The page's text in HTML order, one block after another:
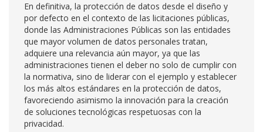
En definitiva, la protección de datos desde el diseño y
por defecto en el contexto de las licitaciones públicas,
donde las Administraciones Públicas son las entidades
que mayor volumen de datos personales tratan,
adquiere una relevancia aún mayor, ya que las
administraciones tienen el deber no solo de cumplir con
la normativa, sino de liderar con el ejemplo y establecer
los más altos estándares en la protección de datos,
favoreciendo asimismo la innovación para la creación
de soluciones tecnológicas respetuosas con la
privacidad.